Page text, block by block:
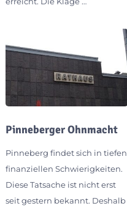
Pinneberger Ohnmacht
Pinneberg findet sich in tiefen
finanziellen Schwierigkeiten.
Diese Tatsache ist nicht erst
seit gestern bekannt. Deshalb